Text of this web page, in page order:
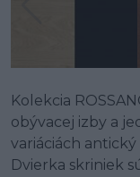
Kolekcia
obývacej izby a
variáciách
Dvierka skriniek